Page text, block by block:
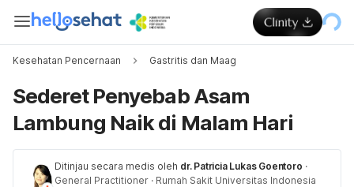
Kesehatan Pencernaan Gastritis dan Maag
Sederet Penyebab Asam
Lambung Naik di Malam Hari
Ditinjau secara medis oleh dr. Patricia Lukas Goentoro ·
General Practitioner · Rumah Sakit Universitas Indonesia